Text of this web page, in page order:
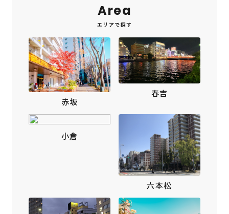
Area
エリアで探す
赤坂
春吉
小倉
六本松